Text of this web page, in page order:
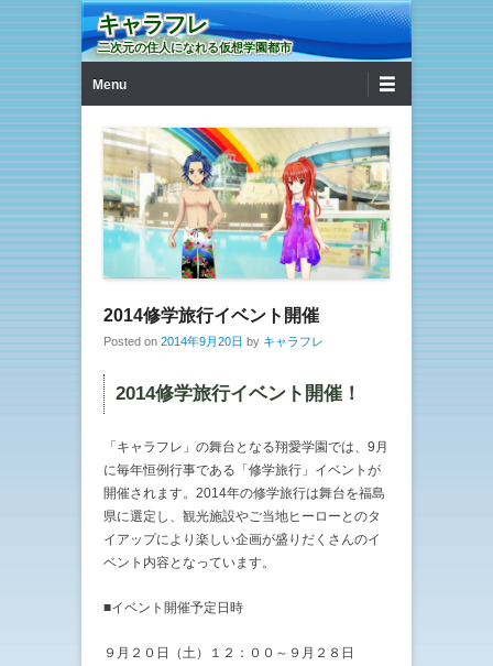
キャラフレ
二次元の住人になれる仮想学園都市
Menu
2014修学旅行イベント開催
Posted on 2014年9月20日 by キャラフレ
2014修学旅行イベント開催！
「キャラフレ」の舞台となる翔愛学園では、9月
に毎年恒例行事である「修学旅行」イベントが
開催されます。2014年の修学旅行は舞台を福島
県に選定し、観光施設やご当地ヒーローとのタ
イアップにより楽しい企画が盛りだくさんのイ
ベント内容となっています。
■イベント開催予定日時
９月２０日（土）１２：００～９月２８日